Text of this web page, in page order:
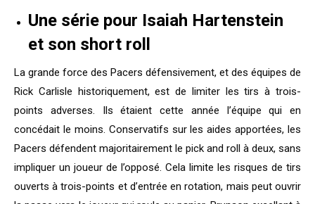
Une série pour Isaiah Hartenstein
et son short roll
La grande force des Pacers défensivement, et des équipes de
Rick Carlisle historiquement, est de limiter les tirs à trois-
points adverses. Ils étaient cette année l’équipe qui en
concédait le moins. Conservatifs sur les aides apportées, les
Pacers défendent majoritairement le pick and roll à deux, sans
impliquer un joueur de l’opposé. Cela limite les risques de tirs
ouverts à trois-points et d’entrée en rotation, mais peut ouvrir